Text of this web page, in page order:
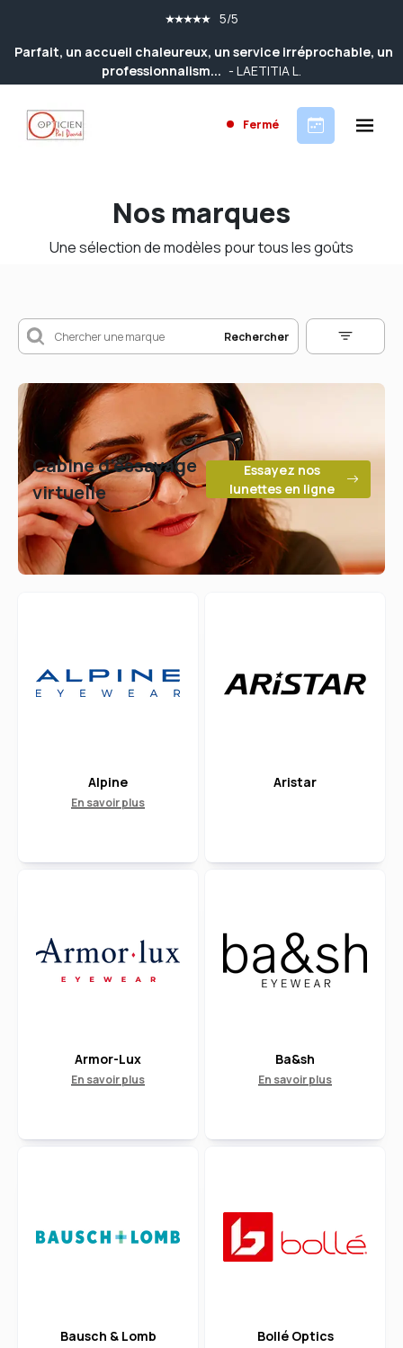
5/5
Parfait, un accueil chaleureux, un service irréprochable, un
professionnalism... - LAETITIA L.
Fermé
Nos marques
Une sélection de modèles pour tous les goûts
Rechercher
Cabine d’essayage
virtuelle
Essayez nos
lunettes en ligne
Alpine
En savoir plus
Aristar
Armor-Lux
En savoir plus
Ba&sh
En savoir plus
Bausch & Lomb Bollé Optics